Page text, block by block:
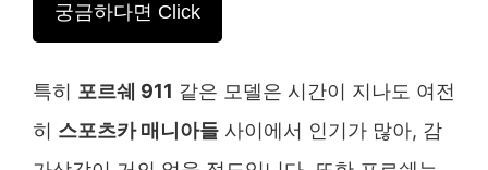
궁금하다면 Click
특히 포르쉐 911 같은 모델은 시간이 지나도 여전
히 스포츠카 매니아들 사이에서 인기가 많아, 감